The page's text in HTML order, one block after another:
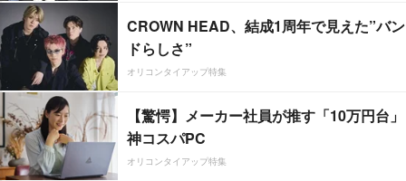
CROWN HEAD、結成1周年で見えた”バン
ドらしさ”
オリコンタイアップ特集
【驚愕】メーカー社員が推す「10万円台」
神コスパPC
オリコンタイアップ特集